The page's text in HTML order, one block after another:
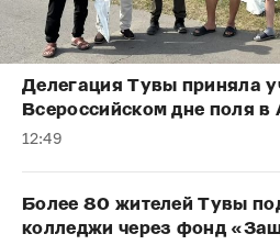
Делегация Тувы приняла
Всероссийском дне поля в
12:49
Более 80 жителей Тувы
колледжи через фонд